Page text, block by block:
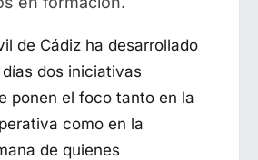
de Cádiz ha desarrollado
dos iniciativas
ponen el foco tanto en la
como en la
de quienes